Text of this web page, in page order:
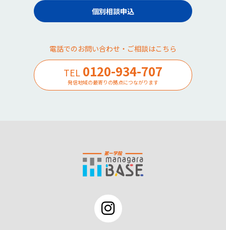
個別相談申込
電話でのお問い合わせ・ご相談はこちら
TEL 0120-934-707
発信地域の最寄りの拠点につながります